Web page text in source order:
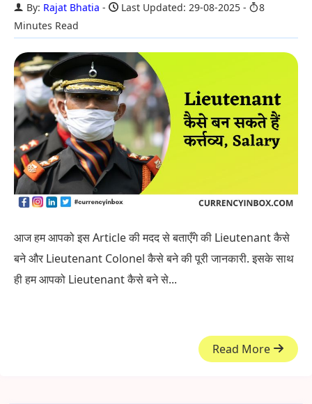
By: Rajat Bhatia Last Updated: 29-08-2025
8
Minutes Read
आज हम आपको इस Article की मदद से बताएँगे की Lieutenant कैसे
बने और Lieutenant Colonel कैसे बने की पूरी जानकारी. इसके साथ
ही हम आपको Lieutenant कैसे बने से...
Read More